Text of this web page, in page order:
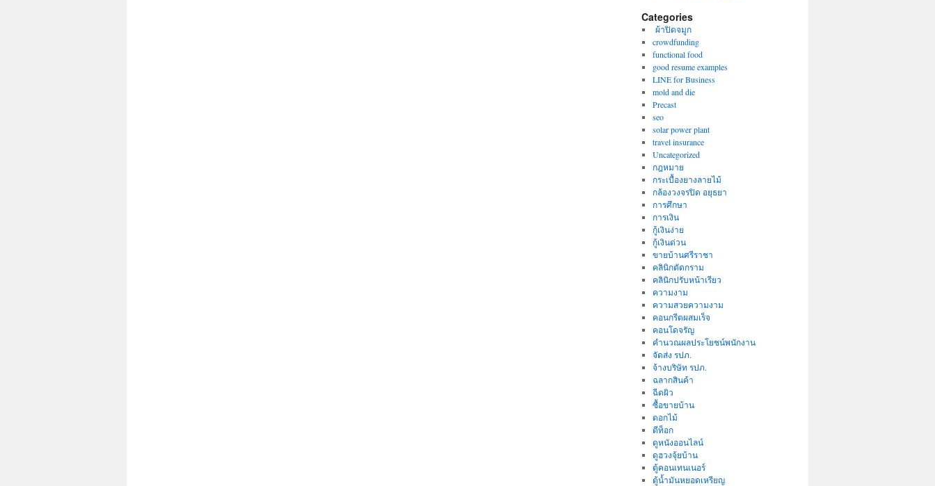
Categories
ผ้าปิดจมูก
crowdfunding
functional food
good resume examples
LINE for Business
mold and die
Precast
seo
solar power plant
travel insurance
Uncategorized
กฎหมาย
กระเบื้องยางลายไม้
กล้องวงจรปิด อยุธยา
การศึกษา
การเงิน
กู้เงินง่าย
กู้เงินด่วน
ขายบ้านศรีราชา
คลินิกตัดกราม
คลินิกปรับหน้าเรียว
ความงาม
ความสวยความงาม
คอนกรีตผสมเร็จ
คอนโดจรัญ
คำนวณผลประโยชน์พนักงาน
จัดส่ง รปภ.
จ้างบริษัท รปภ.
ฉลากสินค้า
ฉีดผิว
ซื้อขายบ้าน
ดอกไม้
ดีท็อก
ดูหนังออนไลน์
ดูฮวงจุ้ยบ้าน
ตู้คอนเทนเนอร์
ตู้น้ำมันหยอดเหรียญ